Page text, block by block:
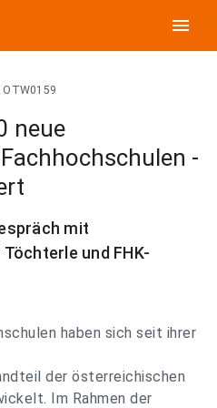
menu
OTW0159
neue
-
mit
und FHK-
haben sich seit ihrer
der österreichischen
Im Rahmen der